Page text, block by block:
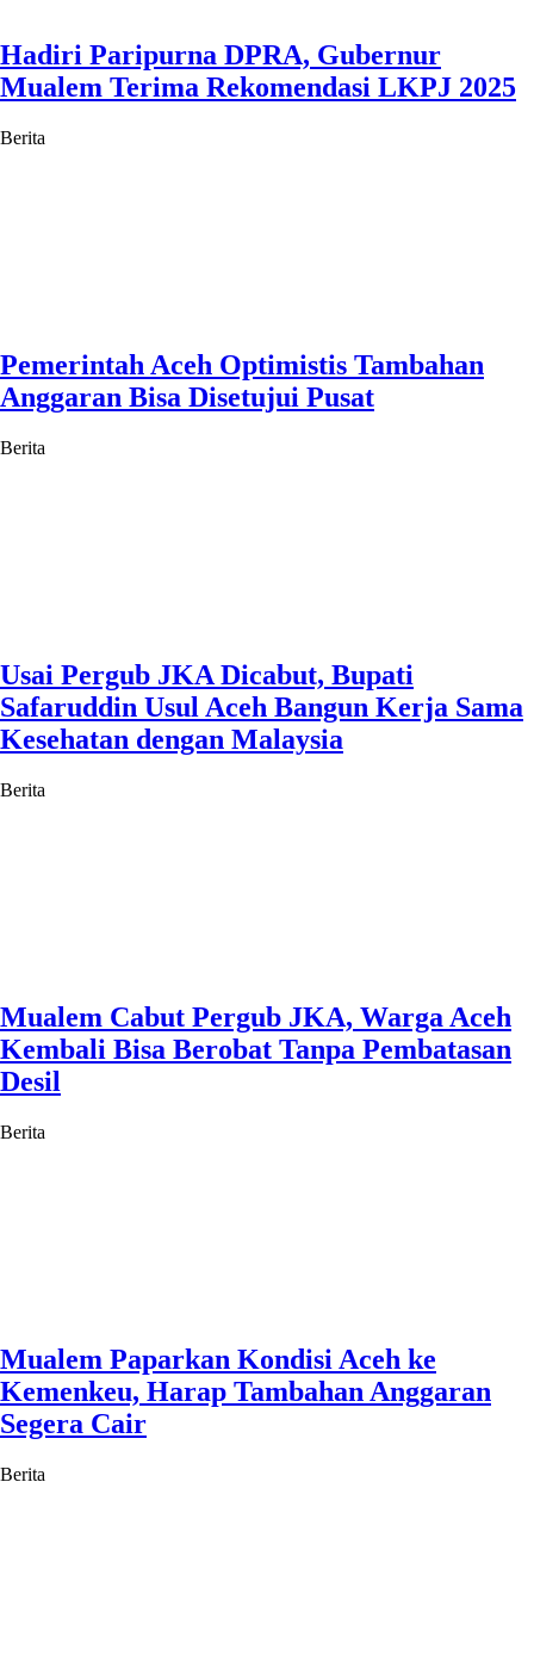
Hadiri Paripurna DPRA, Gubernur
Mualem Terima Rekomendasi LKPJ 2025
Berita
Pemerintah Aceh Optimistis Tambahan
Anggaran Bisa Disetujui Pusat
Berita
Usai Pergub JKA Dicabut, Bupati
Safaruddin Usul Aceh Bangun Kerja Sama
Kesehatan dengan Malaysia
Berita
Mualem Cabut Pergub JKA, Warga Aceh
Kembali Bisa Berobat Tanpa Pembatasan
Desil
Berita
Mualem Paparkan Kondisi Aceh ke
Kemenkeu, Harap Tambahan Anggaran
Segera Cair
Berita